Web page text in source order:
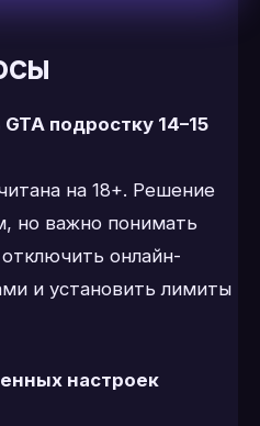
подростку 14–15
на 18+. Решение
но важно понимать
онлайн-
и установить лимиты
настроек